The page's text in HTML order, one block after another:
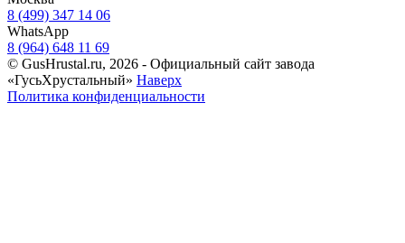
8 (499) 347 14 06
WhatsApp
8 (964) 648 11 69
© GusHrustal.ru, 2026 - Официальный сайт завода
«ГусьХрустальный» Наверх
Политика конфиденциальности